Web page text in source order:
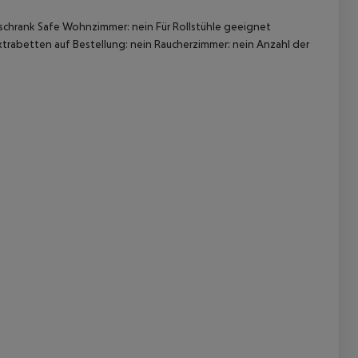
Safe Wohnzimmer: nein Für Rollstühle geeignet
auf Bestellung: nein Raucherzimmer: nein Anzahl der